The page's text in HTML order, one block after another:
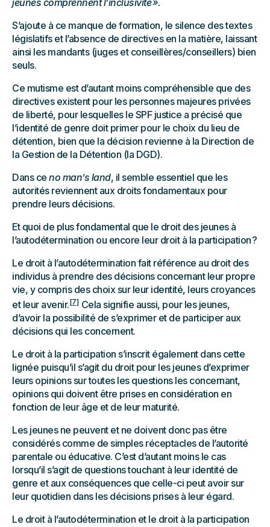
S’ajoute à ce manque de formation, le silence des textes
législatifs et l’absence de directives en la matière, laissant
ainsi les mandants (juges et conseillères/conseillers) bien
seuls.
Ce mutisme est d’autant moins compréhensible que des
directives existent pour les personnes majeures privées
de liberté, pour lesquelles le SPF justice a précisé que
l’identité de genre doit primer pour le choix du lieu de
détention, bien que la décision revienne à la Direction de
la Gestion de la Détention (la DGD).
Dans ce no man’s land, il semble essentiel que les
autorités reviennent aux droits fondamentaux pour
prendre leurs décisions.
Et quoi de plus fondamental que le droit des jeunes à
l’autodétermination ou encore leur droit à la participation ?
Le droit à l’autodétermination fait référence au droit des
individus à prendre des décisions concernant leur propre
vie, y compris des choix sur leur identité, leurs croyances
et leur avenir.[7] Cela signifie aussi, pour les jeunes,
d’avoir la possibilité de s’exprimer et de participer aux
décisions qui les concernent.
Le droit à la participation s’inscrit également dans cette
lignée puisqu’il s’agit du droit pour les jeunes d’exprimer
leurs opinions sur toutes les questions les concernant,
opinions qui doivent être prises en considération en
fonction de leur âge et de leur maturité.
Les jeunes ne peuvent et ne doivent donc pas être
considérés comme de simples réceptacles de l’autorité
parentale ou éducative. C’est d’autant moins le cas
lorsqu’il s’agit de questions touchant à leur identité de
genre et aux conséquences que celle-ci peut avoir sur
leur quotidien dans les décisions prises à leur égard.
Le droit à l’autodétermination et le droit à la participation